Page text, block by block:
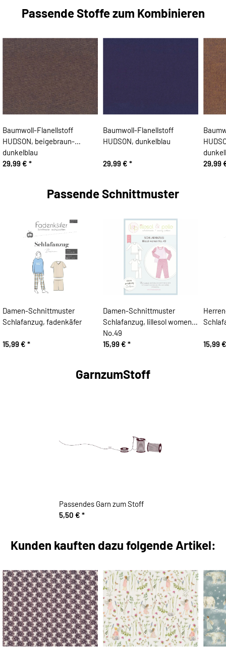
Passende Stoffe zum Kombinieren
Baumwoll-Flanellstoff
HUDSON, beigebraun-
dunkelblau
29,99 € *
Baumwoll-Flanellstoff
HUDSON, dunkelblau
29,99 € *
29,99
Passende Schnittmuster
Damen-Schnittmuster
Schlafanzug, fadenkäfer
15,99 € *
Damen-Schnittmuster
Schlafanzug, lillesol women
No.49
15,99 € * 15,99
GarnzumStoff
Passendes Garn zum Stoff
5,50 € *
Kunden kauften dazu folgende Artikel: